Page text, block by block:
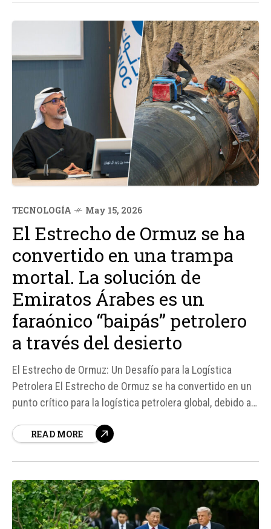
TECNOLOGÍA May 15, 2026
El Estrecho de Ormuz se ha
convertido en una trampa
mortal. La solución de
Emiratos Árabes es un
faraónico “baipás” petrolero
a través del desierto
El Estrecho de Ormuz: Un Desafío para la Logística
Petrolera El Estrecho de Ormuz se ha convertido en un
punto crítico para la logística petrolera global, debido a
interrupciones en el suministro de petróleo.
READ MORE